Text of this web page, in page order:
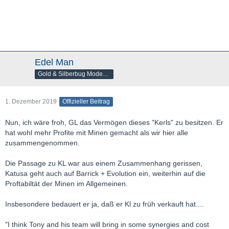
Edel Man
1. Dezember 2019 Offizieller Beitrag
Nun, ich wäre froh, GL das Vermögen dieses "Kerls" zu besitzen. Er
hat wohl mehr Profite mit Minen gemacht als wir hier alle
zusammengenommen.
Die Passage zu KL war aus einem Zusammenhang gerissen,
Katusa geht auch auf Barrick + Evolution ein, weiterhin auf die
Proftabiltät der Minen im Allgemeinen.
Insbesondere bedauert er ja, daß er Kl zu früh verkauft hat....
"I think Tony and his team will bring in some synergies and cost